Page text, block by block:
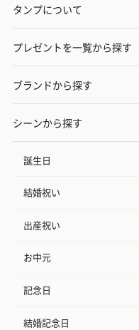
タンプについて
プレゼントを一覧から探す
ブランドから探す
シーンから探す
誕生日
結婚祝い
出産祝い
お中元
記念日
結婚記念日